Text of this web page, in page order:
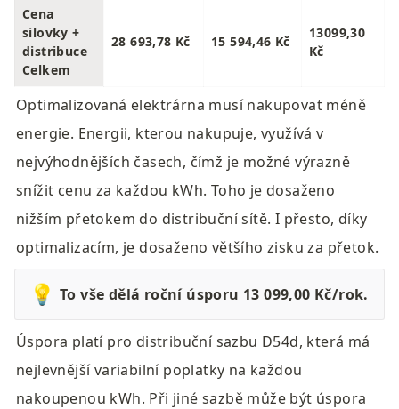
Cena
silovky +
distribuce
Celkem
28 693,78 Kč 15 594,46 Kč
13099,30
Kč
Optimalizovaná elektrárna musí nakupovat méně
energie. Energii, kterou nakupuje, využívá v
nejvýhodnějších časech, čímž je možné výrazně
snížit cenu za každou kWh. Toho je dosaženo
nižším přetokem do distribuční sítě. I přesto, díky
optimalizacím, je dosaženo většího zisku za přetok.
💡
Úspora platí pro distribuční sazbu D54d, která má
nejlevnější variabilní poplatky na každou
nakoupenou kWh. Při jiné sazbě může být úspora